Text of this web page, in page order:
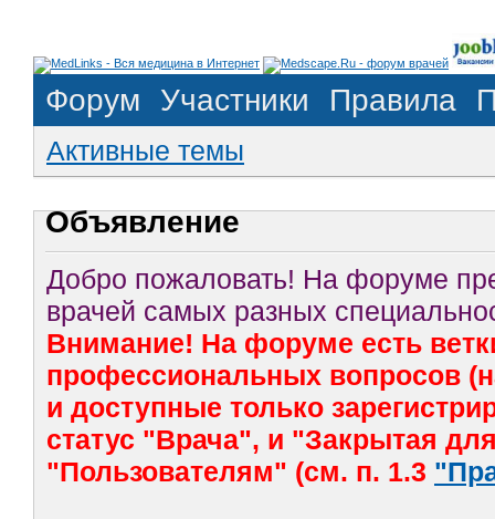
Форум Участники Правила
Активные темы
Объявление
Добро пожаловать! На форуме
врачей самых разных
Внимание! На форуме есть
профессиональных вопросов
и доступные только
статус "Врача", и "Закрытая
"Пользователям" (см. п. 1.3